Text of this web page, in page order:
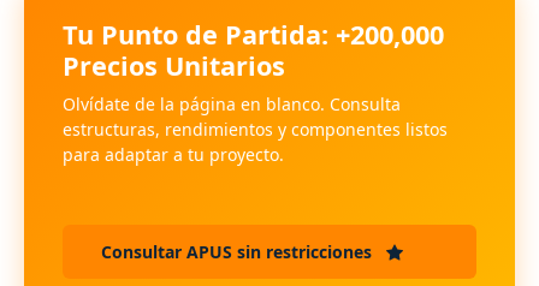
Tu Punto de Partida: +200,000
Precios Unitarios
Olvídate de la página en blanco. Consulta
estructuras, rendimientos y componentes listos
para adaptar a tu proyecto.
Consultar APUS sin restricciones